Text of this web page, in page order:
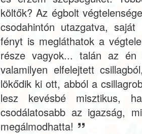
költők? Az égbolt
csodahintón utazgatva,
fényt is megláthatok a
része vagyok... talán az
valamilyen elfelejtett
lökődik ki ott, abból a
lesz kevésbé misztikus,
csodálatosabb az igazság,
megálmodhatta!